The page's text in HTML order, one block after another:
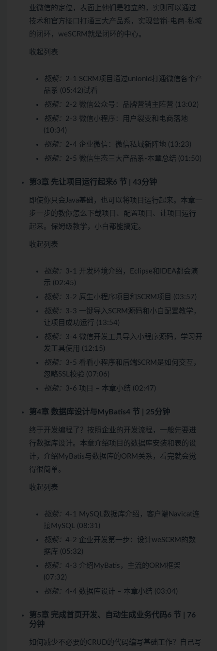
业微信的定位，表面上他们是独立的，实则可以通过
技术和官方接口打通三大产品系，实现营销-电商-私域
的闭环，weSCRM就是闭环的中心。
收起列表
视频： 2-1 SCRM项目通过unionid打通微信各个产
品系 (05:42)试看
视频： 2-2 微信公众号：品牌营销主阵营 (13:02)
视频： 2-3 微信小程序：用户裂变和电商落地
(10:34)
视频： 2-4 企业微信：微信私域新阵地 (13:23)
视频： 2-5 微信生态三大产品系-本章总结 (01:50)
第3章 先让项目运行起来6 节 | 43分钟
即使你只会Java基础，也可以将项目运行起来。本章一
步一步的教你怎么下载项目、配置项目、让项目运行
起来。保姆级教学，小白都能搞定。
收起列表
视频： 3-1 开发环境介绍，Eclipse和IDEA都会演
示 (02:45)
视频： 3-2 原生小程序项目和SCRM项目 (03:57)
视频： 3-3 一键导入SCRM源码和小白配置教学，
让项目成功运行 (13:54)
视频： 3-4 微信开发工具导入小程序源码，学习开
发工具使用 (12:15)
视频： 3-5 看看小程序和后端SCRM是如何交互，
忽略SSL校验 (07:06)
视频： 3-6 项目 – 本章小结 (02:47)
第4章 数据库设计与MyBatis4 节 | 25分钟
终于开发编程了？按照企业的开发流程，一般先要进
行数据库设计。本章介绍项目的数据库安装和表的设
计，介绍MyBatis与数据库的ORM关系，看完就会觉
得很简单。
收起列表
视频： 4-1 MySQL数据库介绍，客户端Navicat连
接MySQL (08:31)
视频： 4-2 企业开发第一步：设计weSCRM的数
据库 (05:32)
视频： 4-3 介绍MyBatis，主流的ORM框架
(07:32)
视频： 4-4 数据库设计 – 本章小结 (03:04)
第5章 完成首页开发、自动生成业务代码6 节 | 76
分钟
如何减少不必要的CRUD的代码编写基础工作？自己写